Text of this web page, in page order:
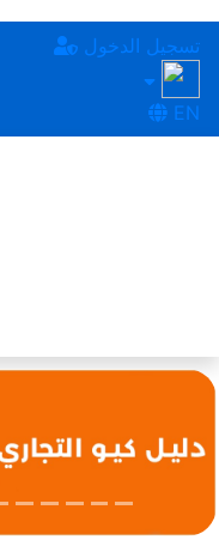
تسجيل الدخول
EN